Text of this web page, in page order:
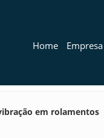
Home Empresa
em rolamentos